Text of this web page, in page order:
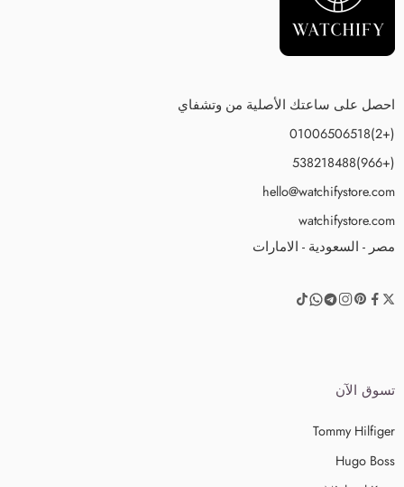
احصل على ساعتك الأصلية من وتشفاي
(+2)01006506518
(+966)538218488
hello@watchifystore.com
watchifystore.com
مصر - السعودية - الامارات
تسوق الآن
Tommy Hilfiger
Hugo Boss